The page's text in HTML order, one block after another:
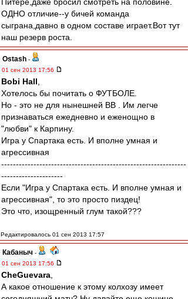
ОДНО отличие--у бичей команда
сыграна,давно в одном составе играет.Вот тут
наш резерв роста.
Ostash -
01 сен 2013 17:56
Bobi Hall
Хотелось бы почитать о ФУТБОЛЕ.
Но - это не для нынешней ВВ . Им легче
признаваться ежедневно и еженощно в
"любви" к Карпину.
Игра у Спартака есть. И вполне умная и
агрессивная
---------------------------------------------------------------
---------------------
Если "Игра у Спартака есть. И вполне умная и
агрессивная", то это просто пиздец!
Это что, изощренный глум такой???
Редактировалось 01 сен 2013 17:57
Кабаныч -
01 сен 2013 17:56
CheGuevara
А какое отношение к этому колхозу имеет